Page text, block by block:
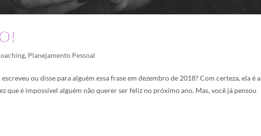
, Planejamento Pessoal
ou disse para alguém essa frase em dezembro de 2018? Com certeza, ela é a
que é impossível alguém não querer ser feliz no próximo ano. Mas, você já pensou